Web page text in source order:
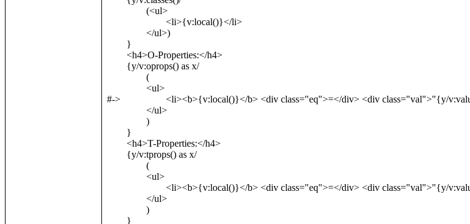
#->			<li><b>{v:local()}</b> <div class="eq">=</div> <div class="val">"{y/v:values(x)}"</div></li>